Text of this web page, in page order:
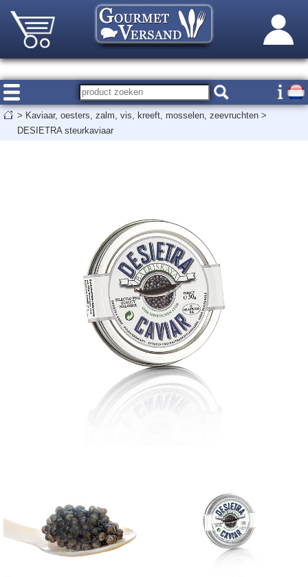
> Kaviaar, oesters, zalm, vis, kreeft, mosselen, zeevruchten >
DESIETRA steurkaviaar